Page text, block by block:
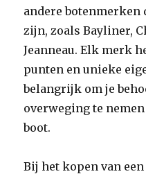
andere botenmerken
zijn, zoals Bayliner,
Jeanneau. Elk merk
punten en unieke
belangrijk om je
overweging te
boot.
Bij het kopen van